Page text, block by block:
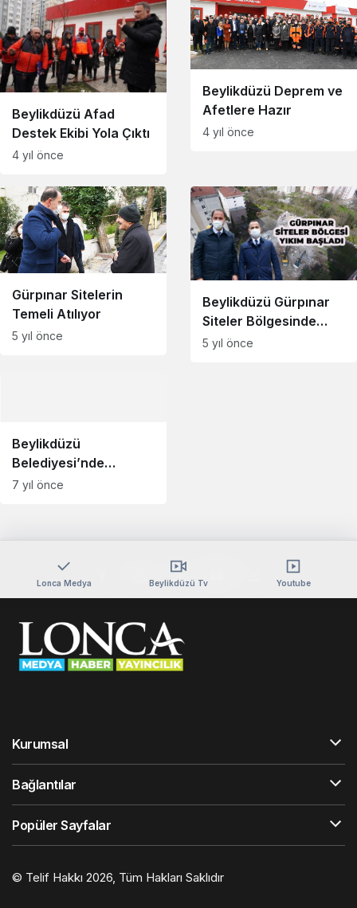
Beylikdüzü Afad
Destek Ekibi Yola Çıktı
4 yıl önce
Beylikdüzü Deprem ve
Afetlere Hazır
4 yıl önce
Gürpınar Sitelerin
Temeli Atılıyor
5 yıl önce
Beylikdüzü Gürpınar
Siteler Bölgesinde
Uzlaşma Sağlandı
5 yıl önce
Beylikdüzü
Belediyesi’nde
Deprem Sonrası
7 yıl önce
Lonca Medya Beylikdüzü Tv Youtube
Kurumsal
Bağlantılar
Popüler Sayfalar
© Telif Hakkı 2026, Tüm Hakları Saklıdır